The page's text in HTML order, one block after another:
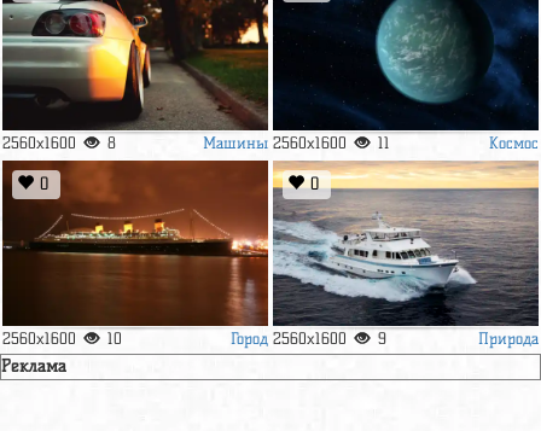
2560x1600 8 Машины 2560x1600 11 Космос
0
2560x1600 10 Город
0
2560x1600 9 Природа
Реклама